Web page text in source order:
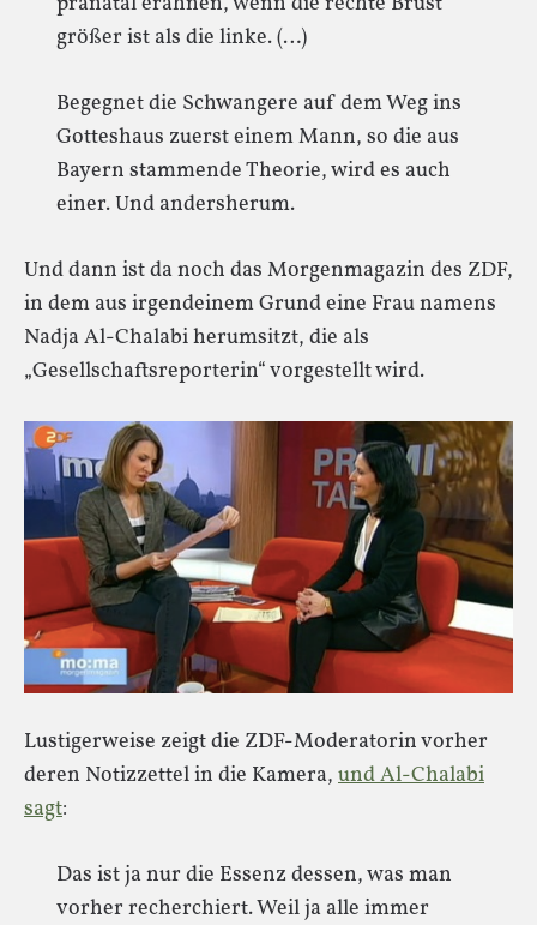
größer ist als die linke. (…)
Begegnet die Schwangere auf dem Weg ins
Gotteshaus zuerst einem Mann, so die aus
Bayern stammende Theorie, wird es auch
einer. Und andersherum.
Und dann ist da noch das Morgenmagazin des ZDF,
in dem aus irgendeinem Grund eine Frau namens
Nadja Al-Chalabi herumsitzt, die als
„Gesellschaftsreporterin“ vorgestellt wird.
Lustigerweise zeigt die ZDF-Moderatorin vorher
deren Notizzettel in die Kamera, und Al-Chalabi
sagt:
Das ist ja nur die Essenz dessen, was man
vorher recherchiert. Weil ja alle immer